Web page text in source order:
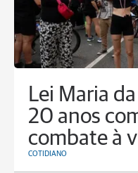
Lei Maria
20 anos
combate à
COTIDIANO